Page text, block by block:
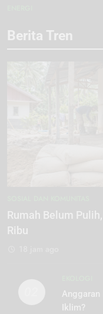
Berita Tren
Rumah Belum
Ribu
Anggaran
Iklim?